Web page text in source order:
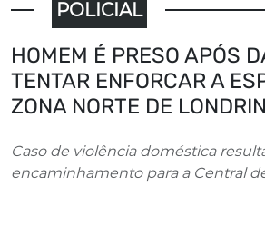
POLICIAL
HOMEM É PRESO APÓS
TENTAR ENFORCAR A
ZONA NORTE DE
Caso de violência doméstica
encaminhamento para a Central